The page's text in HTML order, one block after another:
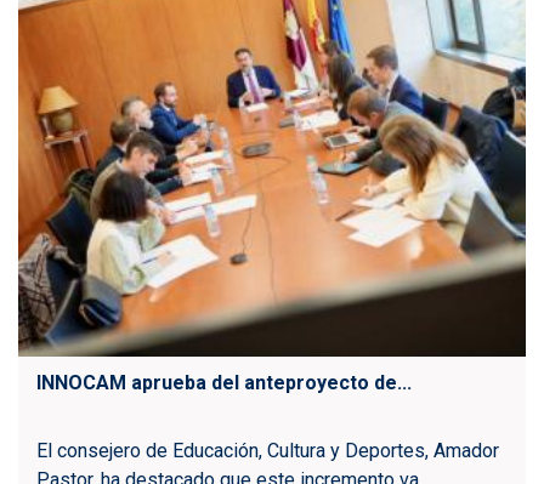
INNOCAM aprueba del anteproyecto de...
El consejero de Educación, Cultura y Deportes, Amador